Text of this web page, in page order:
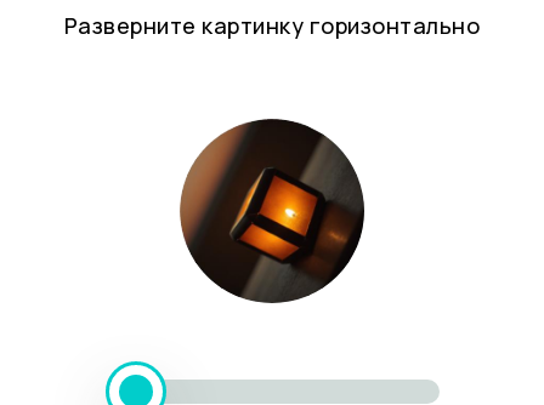
Разверните картинку горизонтально